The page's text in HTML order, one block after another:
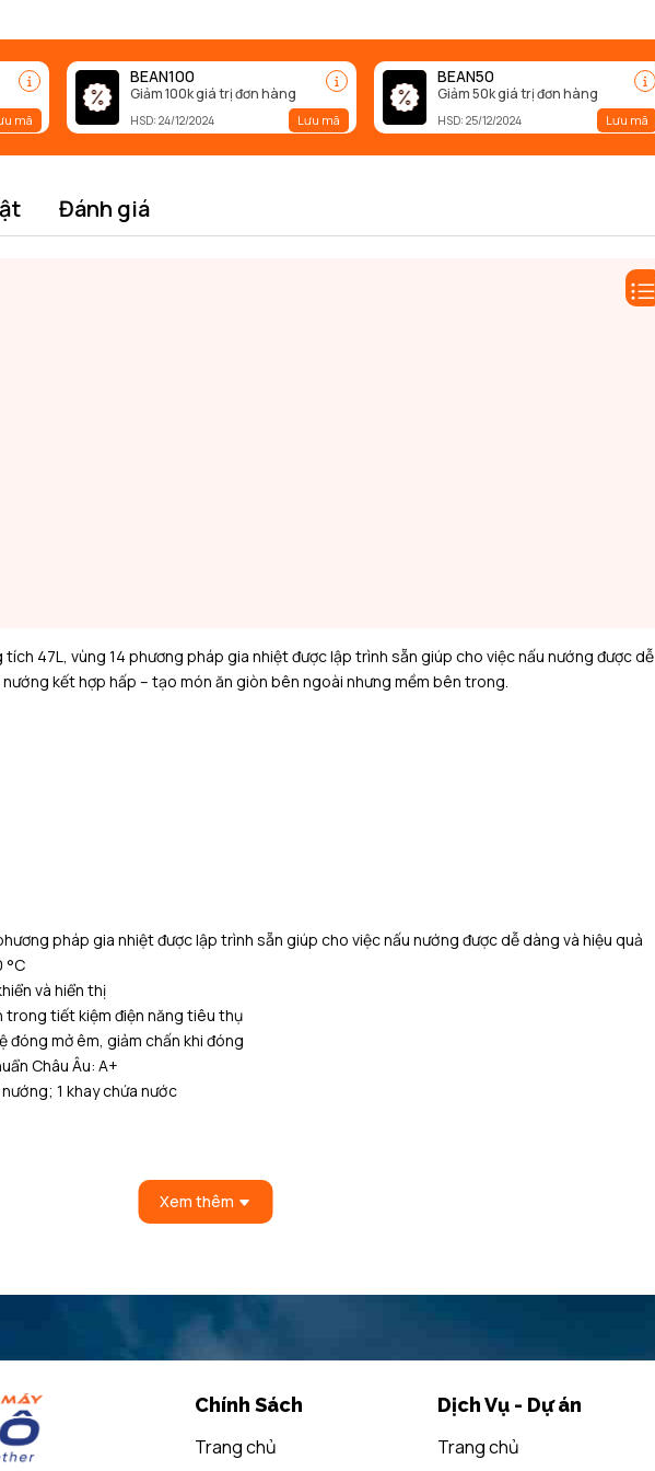
mã
BEAN100
Giảm 100k giá trị đơn hàng
HSD: 24/12/2024 Lưu mã
BEAN50
Giảm 50k giá trị đơn hàng
HSD: 25/12/2024 Lưu mã
Đánh giá
tích 47L, vùng 14 phương pháp gia nhiệt được lập trình sẵn giúp cho việc nấu nướng được dễ
kết hợp hấp – tạo món ăn giòn bên ngoài nhưng mềm bên trong.
pháp gia nhiệt được lập trình sẵn giúp cho việc nấu nướng được dễ dàng và hiệu quả
°C
và hiển thị
trong tiết kiệm điện năng tiêu thụ
đóng mở êm, giảm chấn khi đóng
Châu Âu: A+
nướng; 1 khay chứa nước
– 568R x 550S mm
Xem thêm
Chính Sách
Trang chủ
Dịch Vụ - Dự án
Trang chủ